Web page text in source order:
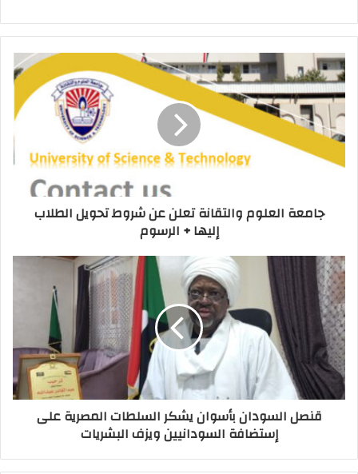
جامعة العلوم والتقانة تعلن عن شروط تحويل الطلاب
إليها + الرسوم
قنصل السودان بأسوان يشكر السلطات المصرية على
إستضافة السودانيين ويزف البشريات